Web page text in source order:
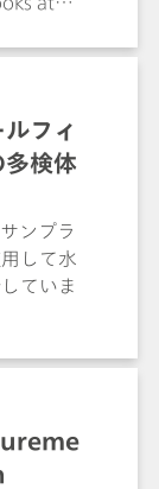
This
in a
フィ
多検体
ンプラ
して水
ていま